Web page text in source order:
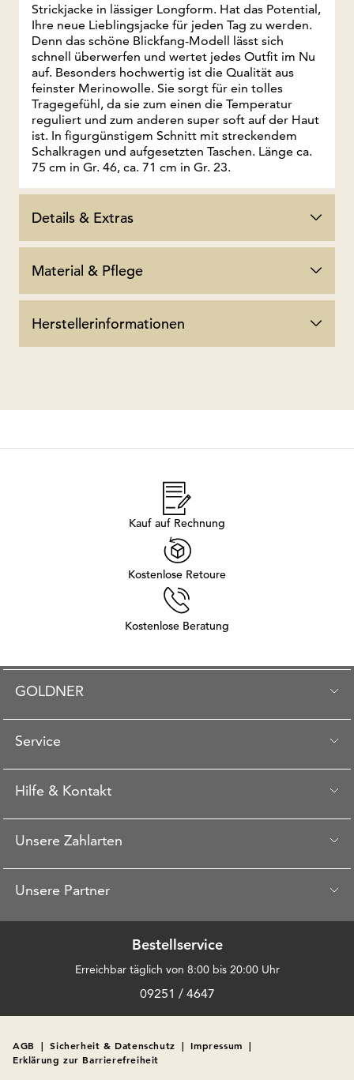
Strickjacke in lässiger Longform. Hat das Potential,
Ihre neue Lieblingsjacke für jeden Tag zu werden.
Denn das schöne Blickfang-Modell lässt sich
schnell überwerfen und wertet jedes Outfit im Nu
auf. Besonders hochwertig ist die Qualität aus
feinster Merinowolle. Sie sorgt für ein tolles
Tragegefühl, da sie zum einen die Temperatur
reguliert und zum anderen super soft auf der Haut
ist. In figurgünstigem Schnitt mit streckendem
Schalkragen und aufgesetzten Taschen. Länge ca.
75 cm in Gr. 46, ca. 71 cm in Gr. 23.
Details & Extras
Material & Pflege
Herstellerinformationen
Kauf auf Rechnung
Kostenlose Retoure
Kostenlose Beratung
GOLDNER
Service
Hilfe & Kontakt
Unsere Zahlarten
Unsere Partner
Bestellservice
Erreichbar täglich von 8:00 bis 20:00 Uhr
09251 / 4647
AGB | Sicherheit & Datenschutz | Impressum |
Erklärung zur Barrierefreiheit